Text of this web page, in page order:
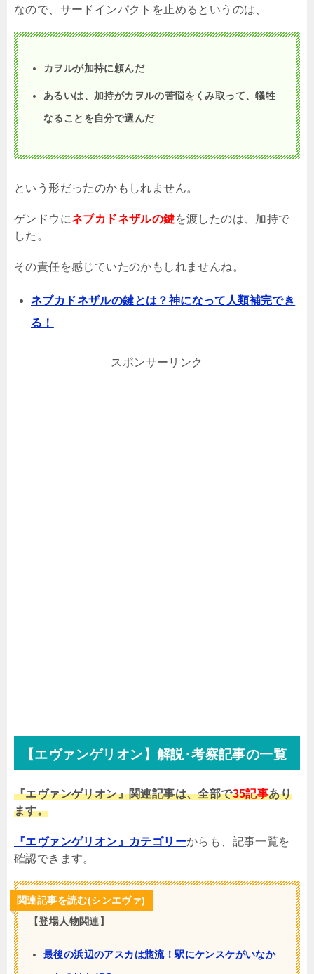
なので、サードインパクトを止めるというのは、
カヲルが加持に頼んだ
あるいは、加持がカヲルの苦悩をくみ取って、犠牲
なることを自分で選んだ
という形だったのかもしれません。
ゲンドウにネブカドネザルの鍵を渡したのは、加持で
した。
その責任を感じていたのかもしれませんね。
ネブカドネザルの鍵とは？神になって人類補完でき
る！
スポンサーリンク
【エヴァンゲリオン】解説･考察記事の一覧
『エヴァンゲリオン』関連記事は、全部で35記事あり
ます。
『エヴァンゲリオン』カテゴリーからも、記事一覧を
確認できます。
関連記事を読む(シンエヴァ)
【登場人物関連】
最後の浜辺のアスカは惣流！駅にケンスケがいなか